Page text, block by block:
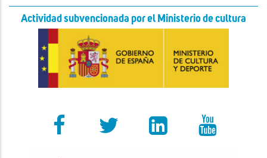
Actividad subvencionada por el Ministerio de cultura